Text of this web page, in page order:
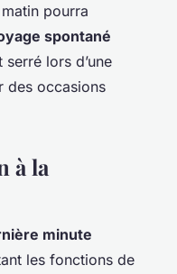
pourra
spontané
lors d’une
des occasions
à la
minute
les fonctions de